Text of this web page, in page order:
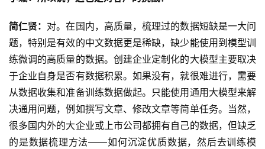
简仁贤： 对。在国内，高质量，梳理过的数据短缺是一大问
题，特别是有效的中文数据更是稀缺，缺少能使用到模型训
练微调的高质量的数据。创建企业定制化的大模型主要取决
于企业自身是否有数据积累。如果没有，就很难进行，需要
从数据收集和准备训练数据做起。只能使用通用大模型来解
决通用问题，例如撰写文章、修改文章等简单任务。当然，
很多国内外的大企业或上市公司都拥有自己的数据，但缺乏
的是数据梳理方法——如何沉淀优质数据，然后去训练模